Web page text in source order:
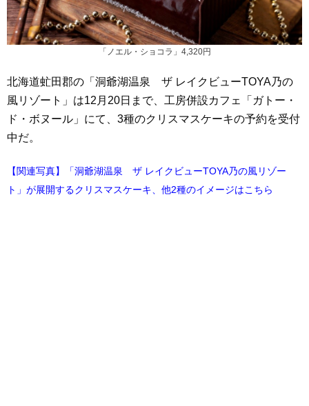
「ノエル・ショコラ」4,320円
北海道虻田郡の「洞爺湖温泉 ザ レイクビューTOYA乃の
風リゾート」は12月20日まで、工房併設カフェ「ガトー・
ド・ボヌール」にて、3種のクリスマスケーキの予約を受付
中だ。
【関連写真】「洞爺湖温泉 ザ レイクビューTOYA乃の風リゾー
ト」が展開するクリスマスケーキ、他2種のイメージはこちら